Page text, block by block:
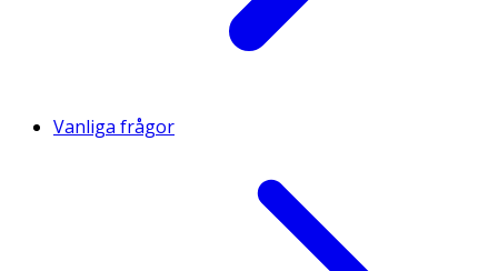
Vanliga frågor